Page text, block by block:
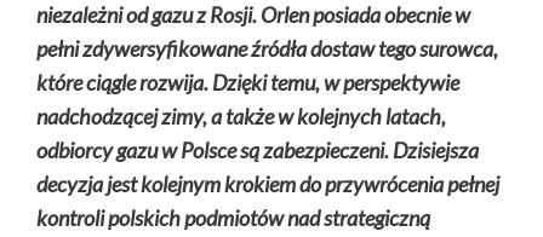
niezależni od gazu z Rosji. Orlen posiada obecnie w
pełni zdywersyfikowane źródła dostaw tego surowca,
które ciągle rozwija. Dzięki temu, w perspektywie
nadchodzącej zimy, a także w kolejnych latach,
odbiorcy gazu w Polsce są zabezpieczeni. Dzisiejsza
decyzja jest kolejnym krokiem do przywrócenia pełnej
kontroli polskich podmiotów nad strategiczną